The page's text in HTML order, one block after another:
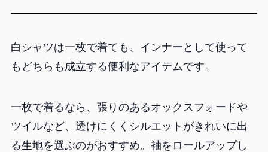
白シャツは一枚で着ても、インナーとして使って
もどちらも成立する便利なアイテムです。
一枚で着るなら、張りのあるオックスフォードや
ツイルなど、透けにくくシルエットがきれいに出
る生地を選ぶのがおすすめ。袖をロールアップし